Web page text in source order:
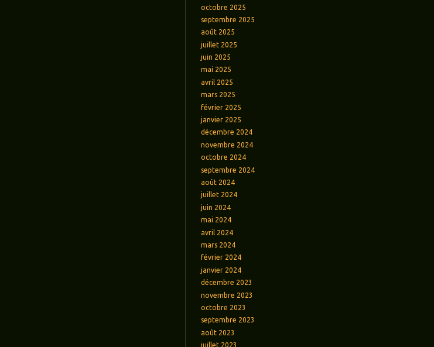
octobre 2025
septembre 2025
août 2025
juillet 2025
juin 2025
mai 2025
avril 2025
mars 2025
février 2025
janvier 2025
décembre 2024
novembre 2024
octobre 2024
septembre 2024
août 2024
juillet 2024
juin 2024
mai 2024
avril 2024
mars 2024
février 2024
janvier 2024
décembre 2023
novembre 2023
octobre 2023
septembre 2023
août 2023
juillet 2023